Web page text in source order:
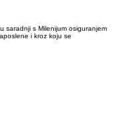
saradnji s Milenijum osiguranjem
i kroz koju se